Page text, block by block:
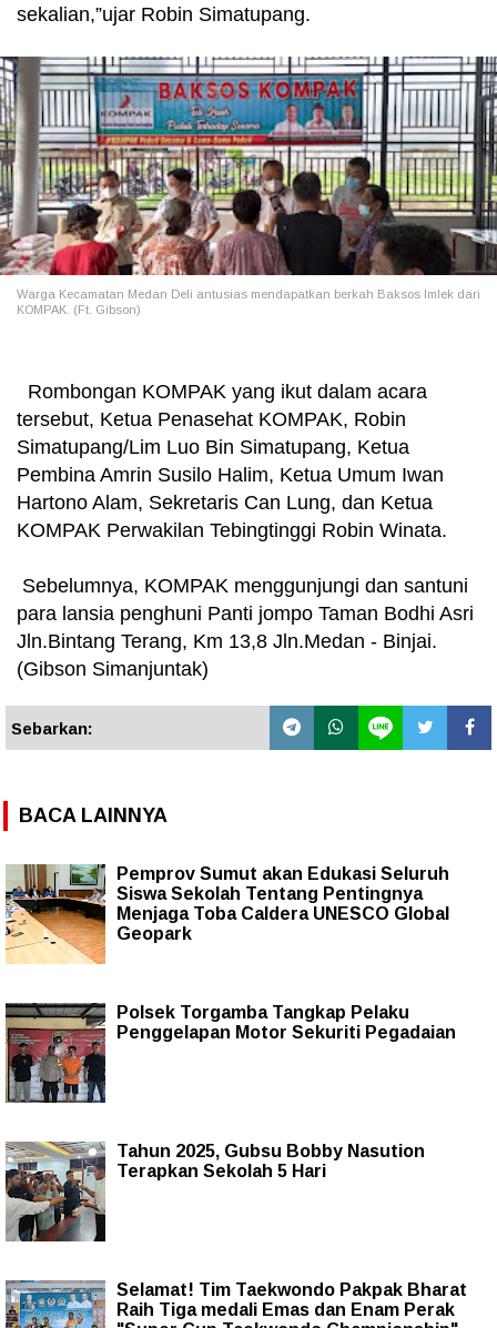
sekalian,”ujar Robin Simatupang.
Warga Kecamatan Medan Deli antusias mendapatkan berkah Baksos Imlek dari
KOMPAK. (Ft. Gibson)
Rombongan KOMPAK yang ikut dalam acara
tersebut, Ketua Penasehat KOMPAK, Robin
Simatupang/Lim Luo Bin Simatupang, Ketua
Pembina Amrin Susilo Halim, Ketua Umum Iwan
Hartono Alam, Sekretaris Can Lung, dan Ketua
KOMPAK Perwakilan Tebingtinggi Robin Winata.
Sebelumnya, KOMPAK menggunjungi dan santuni
para lansia penghuni Panti jompo Taman Bodhi Asri
Jln.Bintang Terang, Km 13,8 Jln.Medan - Binjai.
(Gibson Simanjuntak)
Sebarkan:
BACA LAINNYA
Pemprov Sumut akan Edukasi Seluruh
Siswa Sekolah Tentang Pentingnya
Menjaga Toba Caldera UNESCO Global
Geopark
Polsek Torgamba Tangkap Pelaku
Penggelapan Motor Sekuriti Pegadaian
Tahun 2025, Gubsu Bobby Nasution
Terapkan Sekolah 5 Hari
Selamat! Tim Taekwondo Pakpak Bharat
Raih Tiga medali Emas dan Enam Perak